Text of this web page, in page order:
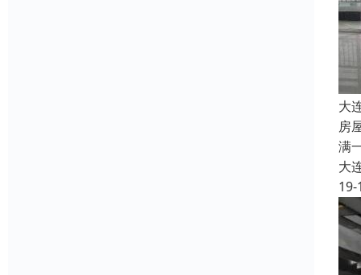
大
房
满
大
19-